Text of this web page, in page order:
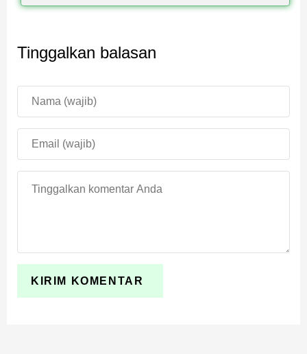
Tinggalkan balasan